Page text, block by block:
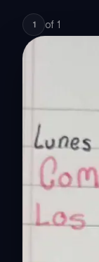
1 of 1